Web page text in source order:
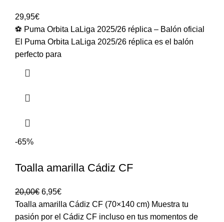
29,95€
⚽ Puma Orbita LaLiga 2025/26 réplica – Balón oficial
El Puma Orbita LaLiga 2025/26 réplica es el balón
perfecto para
-65%
Toalla amarilla Cádiz CF
20,00€ 6,95€
Toalla amarilla Cádiz CF (70×140 cm) Muestra tu
pasión por el Cádiz CF incluso en tus momentos de